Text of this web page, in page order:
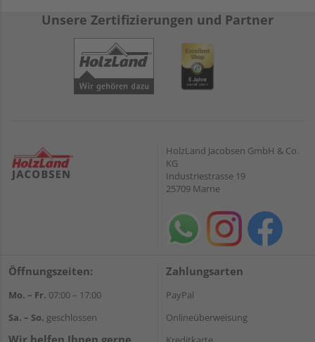
Unsere Zertifizierungen und Partner
HolzLand Jacobsen GmbH & Co.
KG
Industriestrasse 19
25709 Marne
Öffnungszeiten:
Mo. – Fr. 07:00 – 17:00
Sa. – So. geschlossen
Wir helfen Ihnen gerne
Zahlungsarten
PayPal
Onlineüberweisung